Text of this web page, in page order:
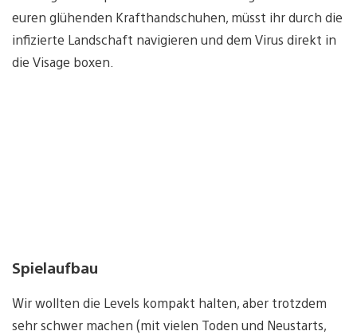
euren glühenden Krafthandschuhen, müsst ihr durch die
infizierte Landschaft navigieren und dem Virus direkt in
die Visage boxen.
Spielaufbau
Wir wollten die Levels kompakt halten, aber trotzdem
sehr schwer machen (mit vielen Toden und Neustarts,